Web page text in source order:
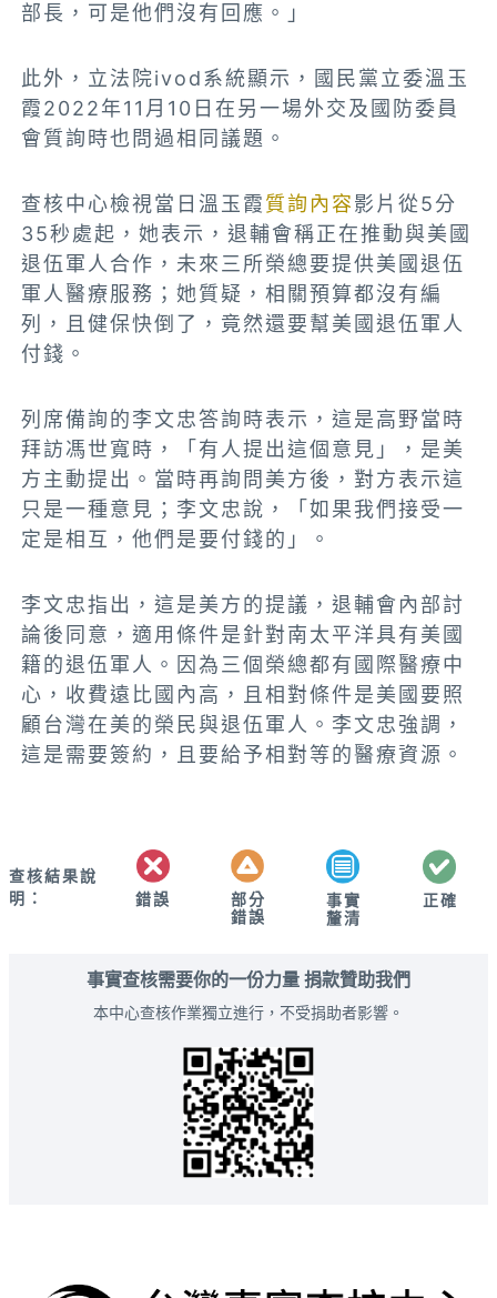
部長，可是他們沒有回應。」
此外，立法院ivod系統顯示，國民黨立委溫玉
霞2022年11月10日在另一場外交及國防委員
會質詢時也問過相同議題。
查核中心檢視當日溫玉霞質詢內容影片從5分
35秒處起，她表示，退輔會稱正在推動與美國
退伍軍人合作，未來三所榮總要提供美國退伍
軍人醫療服務；她質疑，相關預算都沒有編
列，且健保快倒了，竟然還要幫美國退伍軍人
付錢。
列席備詢的李文忠答詢時表示，這是高野當時
拜訪馮世寬時，「有人提出這個意見」，是美
方主動提出。 當時再詢問美方後，對方表示這
只是一種意見；李文忠說，「如果我們接受一
定是相互，他們是要付錢的」。
李文忠指出，這是美方的提議，退輔會內部討
論後同意，適用條件是針對南太平洋具有美國
籍的退伍軍人。因為三個榮總都有國際醫療中
心，收費遠比國內高，且相對條件是美國要照
顧台灣在美的榮民與退伍軍人。李文忠強調，
這是需要簽約，且要給予相對等的醫療資源。
查核結果說
明：
錯誤
部分
錯誤
事實
釐清
正確
事實查核需要你的一份力量 捐款贊助我們
本中心查核作業獨立進行，不受捐助者影響。